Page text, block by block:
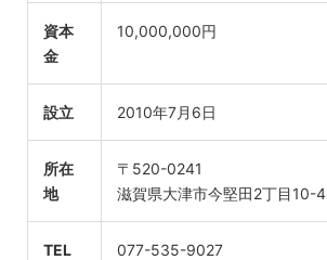
資本
金
10,000,000円
設立 2010年7月6日
所在
地
〒520-0241
滋賀県大津市今堅田2丁目10-4
TEL 077-535-9027